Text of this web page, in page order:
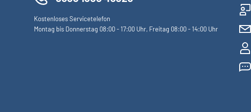
Kostenloses Servicetelefon
Montag bis Donnerstag 08:00 - 17:00 Uhr, Freitag 08:00 - 14:00 Uhr